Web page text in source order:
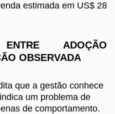
estimada em US$ 28
ADOÇÃO
OBSERVADA
que a gestão conhece
um problema de
de comportamento.